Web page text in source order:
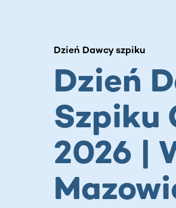
Dzień Dawcy szpiku
Dzień
Szpiku
2026 |